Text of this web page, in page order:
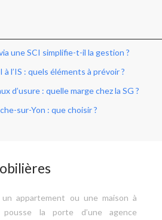
une SCI simplifie-t-il la gestion ?
l’IS : quels éléments à prévoir ?
d’usure : quelle marge chez la SG ?
sur-Yon : que choisir ?
un appartement ou une maison à
la porte d’une agence